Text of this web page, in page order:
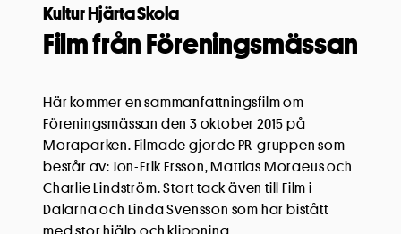
Kultur Hjärta Skola
Film från Föreningsmässan
Här kommer en sammanfattningsfilm om
Föreningsmässan den 3 oktober 2015 på
Moraparken. Filmade gjorde PR-gruppen som
består av: Jon-Erik Ersson, Mattias Moraeus och
Charlie Lindström. Stort tack även till Film i
Dalarna och Linda Svensson som har bistått